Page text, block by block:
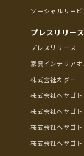
ソーシャルサー
プレスリリース
プレスリリース
家具インテリア
株式会社カグー
株式会社ヘヤゴト
株式会社ヘヤゴ
株式会社ヘヤゴ
株式会社ヘヤゴ